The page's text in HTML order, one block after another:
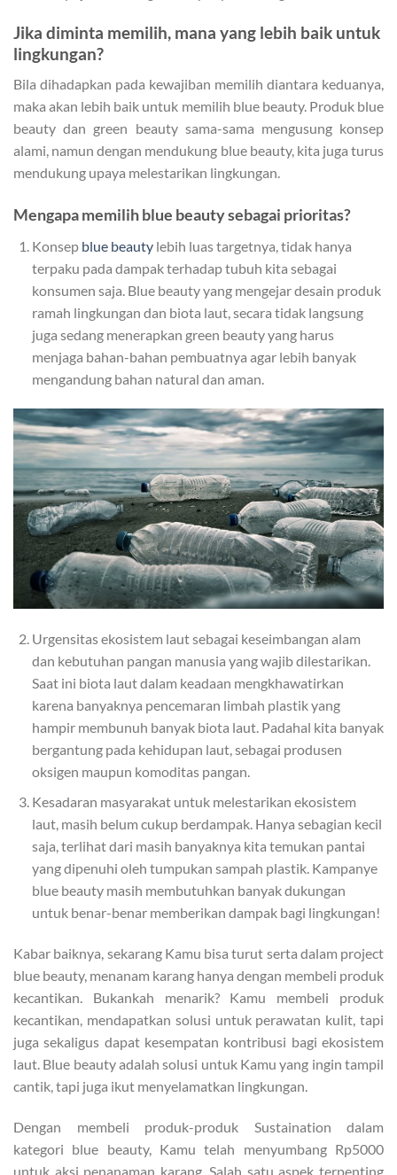
Jika diminta memilih, mana yang lebih baik untuk
lingkungan?
Bila dihadapkan pada kewajiban memilih diantara keduanya,
maka akan lebih baik untuk memilih blue beauty. Produk blue
beauty dan green beauty sama-sama mengusung konsep
alami, namun dengan mendukung blue beauty, kita juga turus
mendukung upaya melestarikan lingkungan.
Mengapa memilih blue beauty sebagai prioritas?
Konsep blue beautylebih luas targetnya, tidak hanya
terpaku pada dampak terhadap tubuh kita sebagai
konsumen saja. Blue beauty yang mengejar desain produk
ramah lingkungan dan biota laut, secara tidak langsung
juga sedang menerapkan green beauty yang harus
menjaga bahan-bahan pembuatnya agar lebih banyak
mengandung bahan natural dan aman.
Urgensitas ekosistem laut sebagai keseimbangan alam
dan kebutuhan pangan manusia yang wajib dilestarikan.
Saat ini biota laut dalam keadaan mengkhawatirkan
karena banyaknya pencemaran limbah plastik yang
hampir membunuh banyak biota laut. Padahal kita banyak
bergantung pada kehidupan laut, sebagai produsen
oksigen maupun komoditas pangan.
Kesadaran masyarakat untuk melestarikan ekosistem
laut, masih belum cukup berdampak. Hanya sebagian kecil
saja, terlihat dari masih banyaknya kita temukan pantai
yang dipenuhi oleh tumpukan sampah plastik. Kampanye
blue beauty masih membutuhkan banyak dukungan
untuk benar-benar memberikan dampak bagi lingkungan!
Kabar baiknya, sekarang Kamu bisa turut serta dalam project
blue beauty, menanam karang hanya dengan membeli produk
kecantikan. Bukankah menarik? Kamu membeli produk
kecantikan, mendapatkan solusi untuk perawatan kulit, tapi
juga sekaligus dapat kesempatan kontribusi bagi ekosistem
laut. Blue beauty adalah solusi untuk Kamu yang ingin tampil
cantik, tapi juga ikut menyelamatkan lingkungan.
Dengan membeli produk-produk Sustaination dalam
kategori blue beauty, Kamu telah menyumbang Rp5000
untuk aksi penanaman karang. Salah satu aspek terpenting